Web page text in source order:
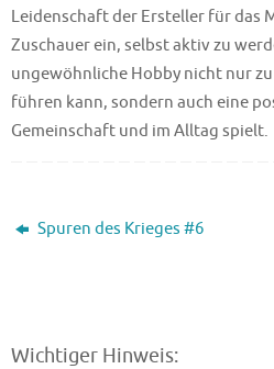
Leidenschaft der Ersteller für das
Zuschauer ein, selbst aktiv zu
ungewöhnliche Hobby nicht nur
führen kann, sondern auch eine
Gemeinschaft und im Alltag spielt.
Spuren des Krieges #6
Wichtiger Hinweis: